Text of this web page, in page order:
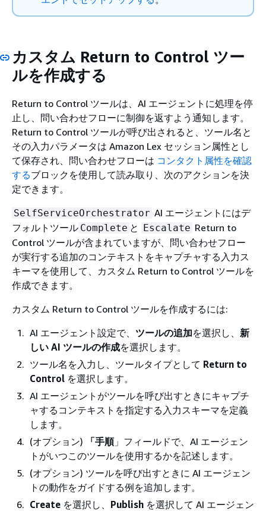
カスタム Return to Control ツー
ルを作成する
Return to Control ツールは、AI エージェントに処理を停
止し、問い合わせフローに制御を返すよう通知します。
Return to Control ツールが呼び出されると、ツール名と
その入力パラメータは Amazon Lex セッション属性とし
て保存され、問い合わせフローは コンタクト属性を確認
するブロックを使用して読み取り、次のアクションを決
定できます。
SelfServiceOrchestrator AI エージェントにはデ
フォルトツール Complete と Escalate Return to
Control ツールが含まれていますが、問い合わせフロー
が実行する追加のコンテキストをキャプチャする入力ス
キーマを使用して、カスタム Return to Control ツールを
作成できます。
カスタム Return to Control ツールを作成するには:
AI エージェント設定で、 ツールの追加を選択し、 新
しい AI ツールの作成を選択します。
ツール名を入力し、ツールタイプとして Return to
Control を選択します。
AI エージェントがツールを呼び出すときにキャプチ
ャするコンテキストを指定する入力スキーマを定義
します。
(オプション)
「手順」フィールドで、AI エージェン
トがいつこのツールを使用するかを記述します。
(オプション) ツールを呼び出すときに AI エージェン
トの動作をガイドする例を追加します。
Create を選択し、 Publish を選択して AI エージェン